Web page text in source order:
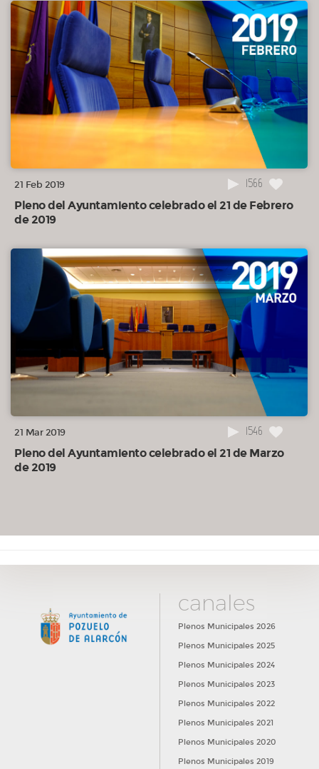
21 Feb 2019 1566
Pleno del Ayuntamiento celebrado el 21 de Febrero
de 2019
21 Mar 2019 1546
Pleno del Ayuntamiento celebrado el 21 de Marzo
de 2019
canales
Plenos Municipales 2026
Plenos Municipales 2025
Plenos Municipales 2024
Plenos Municipales 2023
Plenos Municipales 2022
Plenos Municipales 2021
Plenos Municipales 2020
Plenos Municipales 2019